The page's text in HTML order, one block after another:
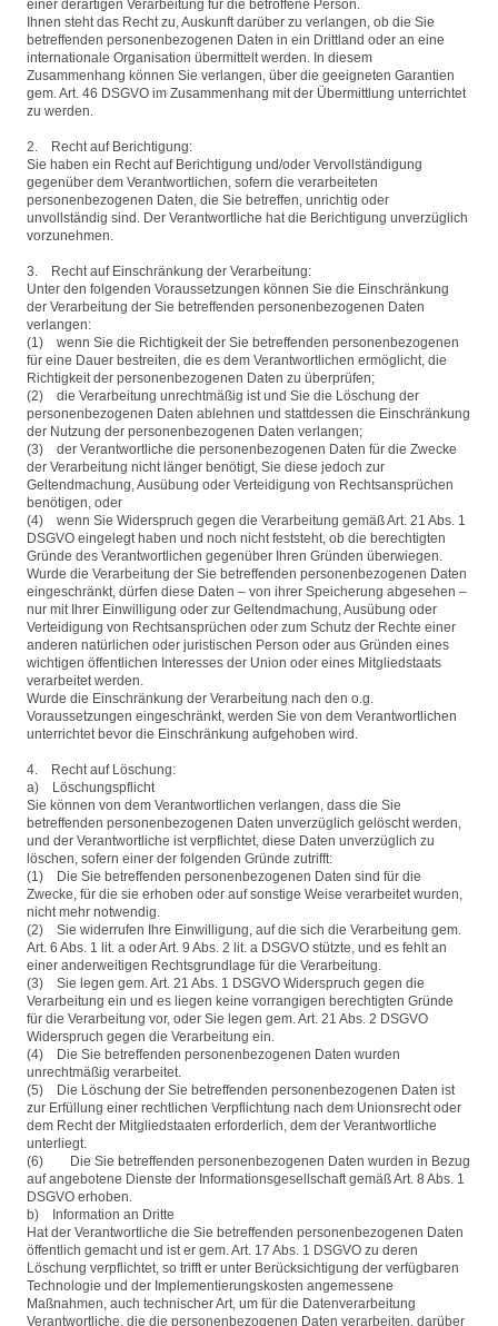
einer derartigen Verarbeitung für die betroffene Person.
Ihnen steht das Recht zu, Auskunft darüber zu verlangen, ob die Sie
betreffenden personenbezogenen Daten in ein Drittland oder an eine
internationale Organisation übermittelt werden. In diesem
Zusammenhang können Sie verlangen, über die geeigneten Garantien
gem. Art. 46 DSGVO im Zusammenhang mit der Übermittlung unterrichtet
zu werden.
2. Recht auf Berichtigung:
Sie haben ein Recht auf Berichtigung und/oder Vervollständigung
gegenüber dem Verantwortlichen, sofern die verarbeiteten
personenbezogenen Daten, die Sie betreffen, unrichtig oder
unvollständig sind. Der Verantwortliche hat die Berichtigung unverzüglich
vorzunehmen.
3. Recht auf Einschränkung der Verarbeitung:
Unter den folgenden Voraussetzungen können Sie die Einschränkung
der Verarbeitung der Sie betreffenden personenbezogenen Daten
verlangen:
(1) wenn Sie die Richtigkeit der Sie betreffenden personenbezogenen
für eine Dauer bestreiten, die es dem Verantwortlichen ermöglicht, die
Richtigkeit der personenbezogenen Daten zu überprüfen;
(2) die Verarbeitung unrechtmäßig ist und Sie die Löschung der
personenbezogenen Daten ablehnen und stattdessen die Einschränkung
der Nutzung der personenbezogenen Daten verlangen;
(3) der Verantwortliche die personenbezogenen Daten für die Zwecke
der Verarbeitung nicht länger benötigt, Sie diese jedoch zur
Geltendmachung, Ausübung oder Verteidigung von Rechtsansprüchen
benötigen, oder
(4) wenn Sie Widerspruch gegen die Verarbeitung gemäß Art. 21 Abs. 1
DSGVO eingelegt haben und noch nicht feststeht, ob die berechtigten
Gründe des Verantwortlichen gegenüber Ihren Gründen überwiegen.
Wurde die Verarbeitung der Sie betreffenden personenbezogenen Daten
eingeschränkt, dürfen diese Daten – von ihrer Speicherung abgesehen –
nur mit Ihrer Einwilligung oder zur Geltendmachung, Ausübung oder
Verteidigung von Rechtsansprüchen oder zum Schutz der Rechte einer
anderen natürlichen oder juristischen Person oder aus Gründen eines
wichtigen öffentlichen Interesses der Union oder eines Mitgliedstaats
verarbeitet werden.
Wurde die Einschränkung der Verarbeitung nach den o.g.
Voraussetzungen eingeschränkt, werden Sie von dem Verantwortlichen
unterrichtet bevor die Einschränkung aufgehoben wird.
4. Recht auf Löschung:
a) Löschungspflicht
Sie können von dem Verantwortlichen verlangen, dass die Sie
betreffenden personenbezogenen Daten unverzüglich gelöscht werden,
und der Verantwortliche ist verpflichtet, diese Daten unverzüglich zu
löschen, sofern einer der folgenden Gründe zutrifft:
(1) Die Sie betreffenden personenbezogenen Daten sind für die
Zwecke, für die sie erhoben oder auf sonstige Weise verarbeitet wurden,
nicht mehr notwendig.
(2) Sie widerrufen Ihre Einwilligung, auf die sich die Verarbeitung gem.
Art. 6 Abs. 1 lit. a oder Art. 9 Abs. 2 lit. a DSGVO stützte, und es fehlt an
einer anderweitigen Rechtsgrundlage für die Verarbeitung.
(3) Sie legen gem. Art. 21 Abs. 1 DSGVO Widerspruch gegen die
Verarbeitung ein und es liegen keine vorrangigen berechtigten Gründe
für die Verarbeitung vor, oder Sie legen gem. Art. 21 Abs. 2 DSGVO
Widerspruch gegen die Verarbeitung ein.
(4) Die Sie betreffenden personenbezogenen Daten wurden
unrechtmäßig verarbeitet.
(5) Die Löschung der Sie betreffenden personenbezogenen Daten ist
zur Erfüllung einer rechtlichen Verpflichtung nach dem Unionsrecht oder
dem Recht der Mitgliedstaaten erforderlich, dem der Verantwortliche
unterliegt.
(6) Die Sie betreffenden personenbezogenen Daten wurden in Bezug
auf angebotene Dienste der Informationsgesellschaft gemäß Art. 8 Abs. 1
DSGVO erhoben.
b) Information an Dritte
Hat der Verantwortliche die Sie betreffenden personenbezogenen Daten
öffentlich gemacht und ist er gem. Art. 17 Abs. 1 DSGVO zu deren
Löschung verpflichtet, so trifft er unter Berücksichtigung der verfügbaren
Technologie und der Implementierungskosten angemessene
Maßnahmen, auch technischer Art, um für die Datenverarbeitung
Verantwortliche, die die personenbezogenen Daten verarbeiten, darüber